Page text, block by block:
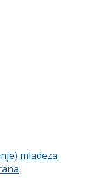
mladeza